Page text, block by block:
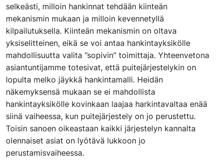
selkeästi, milloin hankinnat tehdään kiinteän
mekanismin mukaan ja milloin kevennetyllä
kilpailutuksella. Kiinteän mekanismin on oltava
yksiselitteinen, eikä se voi antaa hankintayksikölle
mahdollisuutta valita ”sopivin” toimittaja. Yhteenvetona
asiantuntijamme totesivat, että puitejärjestelykin on
lopulta melko jäykkä hankintamalli. Heidän
näkemyksensä mukaan se ei mahdollista
hankintayksikölle kovinkaan laajaa harkintavaltaa enää
siinä vaiheessa, kun puitejärjestely on jo perustettu.
Toisin sanoen oikeastaan kaikki järjestelyn kannalta
olennaiset asiat on lyötävä lukkoon jo
perustamisvaiheessa.